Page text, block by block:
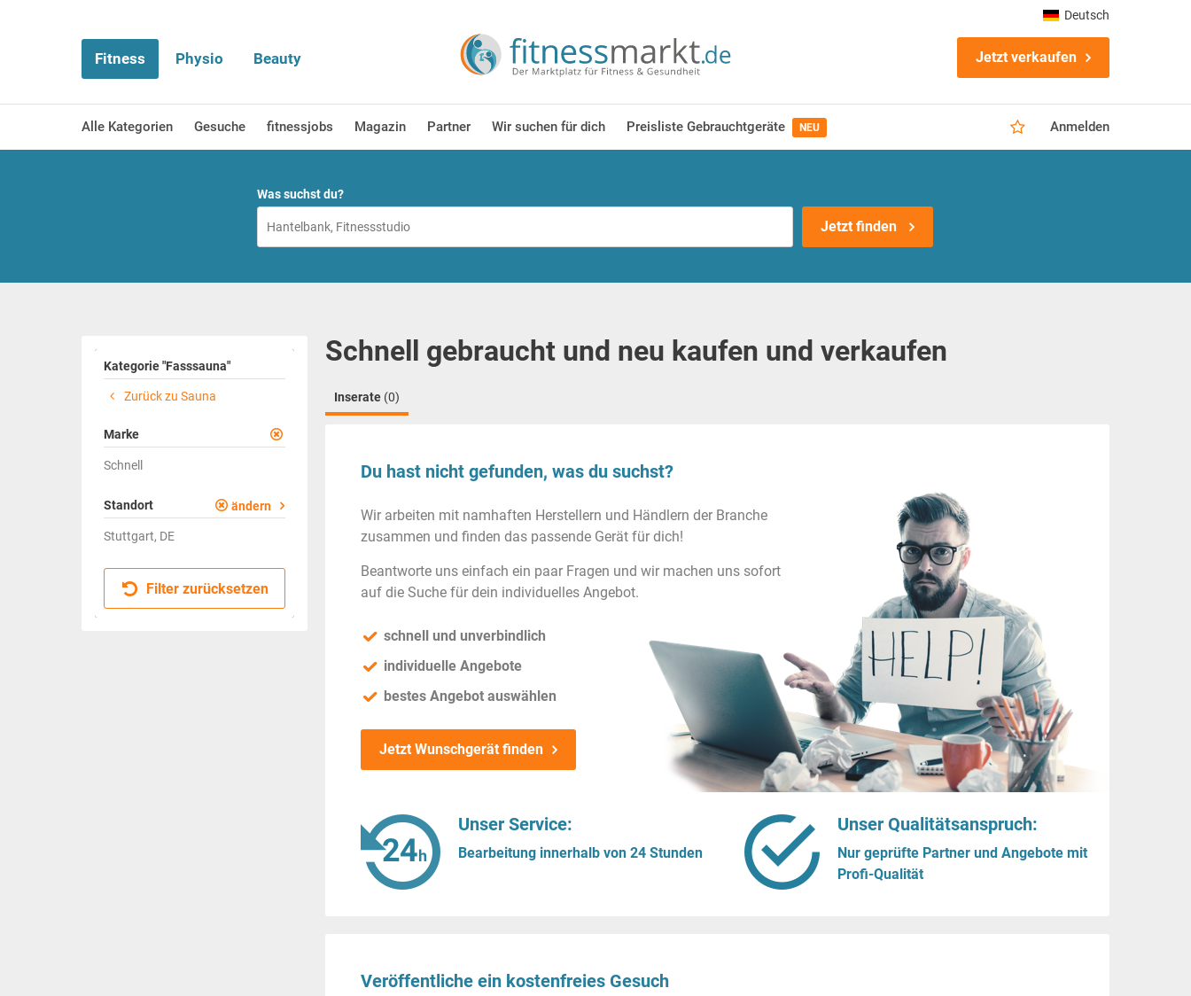
Fitness Physio Beauty Jetzt verkaufen
Alle Kategorien Gesuche fitnessjobs Magazin Partner Wir suchen für dich Preisliste Gebrauchtgeräte NEU Anmelden
Deutsch
Was suchst du?
Jetzt finden
Kategorie "Fasssauna"
Zurück zu Sauna
Marke
Schnell
Standort ändern
Stuttgart, DE
Filter zurücksetzen
Schnell gebraucht und neu kaufen und verkaufen
Inserate (0)
Du hast nicht gefunden, was du suchst?
Wir arbeiten mit namhaften Herstellern und Händlern der Branche
zusammen und finden das passende Gerät für dich!
Beantworte uns einfach ein paar Fragen und wir machen uns sofort
auf die Suche für dein individuelles Angebot.
schnell und unverbindlich
individuelle Angebote
bestes Angebot auswählen
Jetzt Wunschgerät finden
Unser Service:
Bearbeitung innerhalb von 24 Stunden
Unser Qualitätsanspruch:
Nur geprüfte Partner und Angebote mit
Profi-Qualität
Veröffentliche ein kostenfreies Gesuch